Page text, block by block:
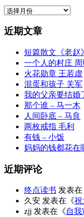
归
近期文章
短篇散文《老赵》
一个人的村庄 周
火花勋章 王若虚
混蛋和孩子 关军
我的父亲要结婚
那个谁 – 马一木
人间卧底 – 马良
两枚戒指 毛利
有钱 – 小饭
妈妈的钱都花在
近期评论
终点读书 发表在
久安 发表在《祝
zjj 发表在《自我